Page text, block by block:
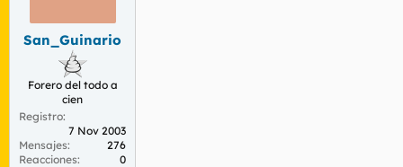
d
e
e
a
San_Guinario
Forero del todo a
cien
Registro
7 Nov 2003
Mensajes
276
Reacciones
0